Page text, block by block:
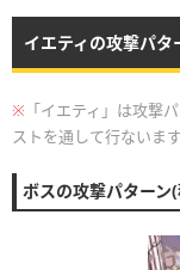
イエティの攻撃パタ
※ 「イエティ」は攻撃
ストを通して行ないます
ボスの攻撃パターン